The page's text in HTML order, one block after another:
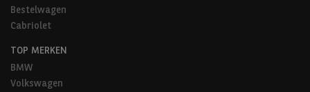
Bestelwagen
Cabriolet
TOP MERKEN
BMW
Volkswagen